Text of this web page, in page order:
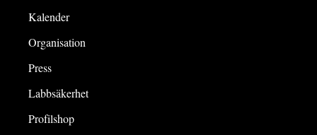
Kalender
Organisation
Press
Labbsäkerhet
Profilshop